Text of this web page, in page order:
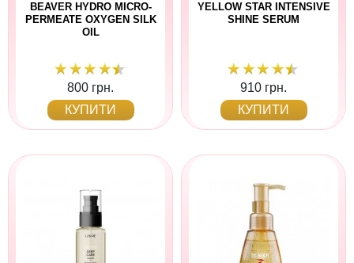
BEAVER HYDRO MICRO-
PERMEATE OXYGEN SILK
OIL
800 грн.
КУПИТИ
YELLOW STAR INTENSIVE
SHINE SERUM
910 грн.
КУПИТИ